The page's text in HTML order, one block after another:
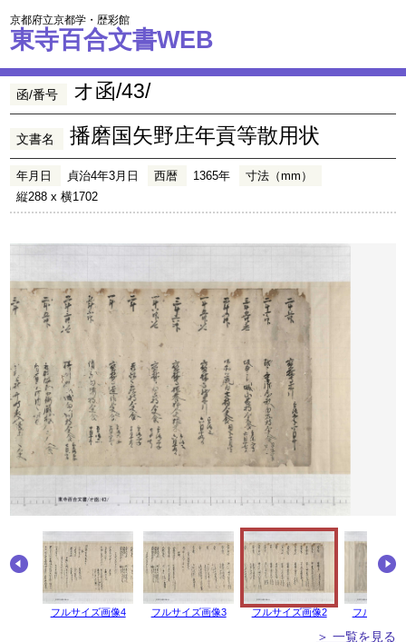
京都府立京都学・歴彩館
東寺百合文書WEB
函/番号 オ函/43/
文書名 播磨国矢野庄年貢等散用状
年月日 貞治4年3月日 西暦 1365年
寸法（mm）
縦288 x 横1702
フルサイズ画像4 フルサイズ画像3 フルサイズ画像2 フルサイズ
＞ 一覧を見る